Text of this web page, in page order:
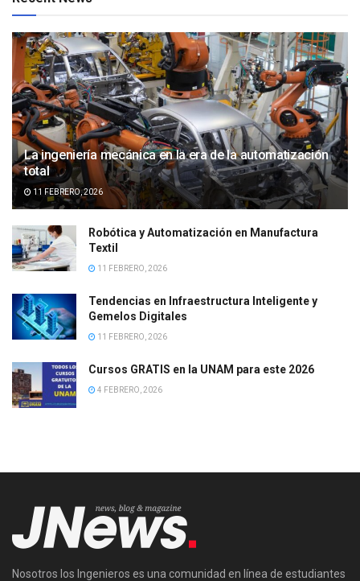
La ingeniería mecánica en la era de la automatización
total
11 FEBRERO, 2026
Robótica y Automatización en Manufactura
Textil
11 FEBRERO, 2026
Tendencias en Infraestructura Inteligente y
Gemelos Digitales
11 FEBRERO, 2026
Cursos GRATIS en la UNAM para este 2026
4 FEBRERO, 2026
Nosotros los Ingenieros es una comunidad en línea de estudiantes